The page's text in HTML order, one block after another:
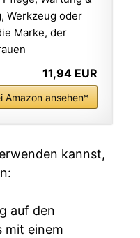
Werkzeug oder
Marke, der
11,94 EUR
Amazon ansehen*
kannst,
auf den
mit einem